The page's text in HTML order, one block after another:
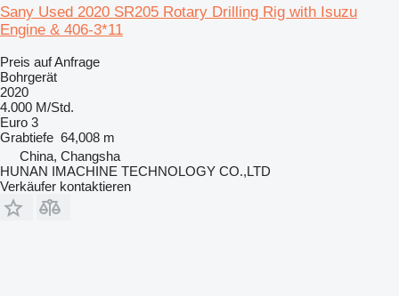
Sany Used 2020 SR205 Rotary Drilling Rig with Isuzu
Engine & 406-3*11
Preis auf Anfrage
Bohrgerät
2020
4.000 M/Std.
Euro 3
Grabtiefe 64,008 m
China, Changsha
HUNAN IMACHINE TECHNOLOGY CO.,LTD
Verkäufer kontaktieren